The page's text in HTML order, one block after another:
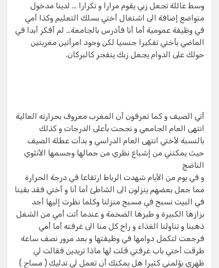
وسط عائلة تجعل زبي يقوم مرارا و تكرارا … لدينا مدخول
متواضع إضافة الى اشتغال أختي بسلك التعليم وكذا أمي
في وظيفة عمومية أما أنا فأدرس بالجامعة… لم أفكر أبدا في
الماضي بأختي تفكيرا جنسيا لكن وجود امرأتين مغريتين
حولك على الدوام يجعل زبك ينفجر كالبركان.
أتي الصيف و كما تعرفون أن المغرب معروف بحرارته العالية
انتهى العام الجامعي و نجحت بأعلى الدرجات و كذلك
بالنسبة لأختي انتهى العام الدراسي و بدأت عطلة الصيف
حيث يمكنني من إشباع نظري من جمالها وجسمها الأنثوي
الناضج
و في يوم من الأيام شهدت الرباط ارتفاعا في درجة الحرارة
مما جعل بعضهم ينزلون الى الشاطئ أما أنا و أختي فقد بقينا
في البيت نسبح في مسبح منزلنا وكلما نظرت إليها أجد
بزازها الكبيرة و طيزها الضخمة و عندما أتت أمي من الشغل
ذهبنا و تناولنا الغذاء و راح كل منا الى غرفته أما أمي
فرجعت لتكمل دوامها في وظيفتها و بعد مرور نصف ساعة
طرقت أختي باب غرفتي قلت لها ماذا تريدين فقالت لي
ظهري يؤلمني كثيرا هل يمكنك أن تعمل لي تدليك ( مساج )